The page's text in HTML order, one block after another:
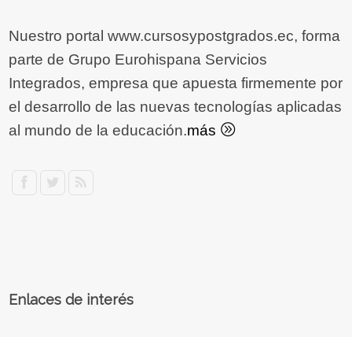
Nuestro portal www.cursosypostgrados.ec, forma
parte de Grupo Eurohispana Servicios
Integrados, empresa que apuesta firmemente por
el desarrollo de las nuevas tecnologías aplicadas
al mundo de la educación.más
Enlaces de interés